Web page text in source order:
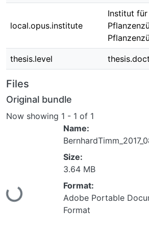
local.opus.institute
Institut für
thesis.level
Files
Original bundle
Now showing 1 - 1 of 1
Name:
Size:
3.64 MB
Format:
Adobe Portable
Format